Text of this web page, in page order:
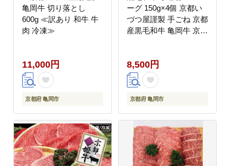
亀岡牛 切り落とし
600g ≪訳あり 和牛 牛
肉 冷凍≫
11,000円
京都府 亀岡市
ーグ 150g×4個 京都い
づつ屋謹製 手ごね 京都
産黒毛和牛 亀岡牛 京丹
凍≫ ふるさと納税ハン
バーグ【最短7日以内発
送】
8,500円
京都府 亀岡市